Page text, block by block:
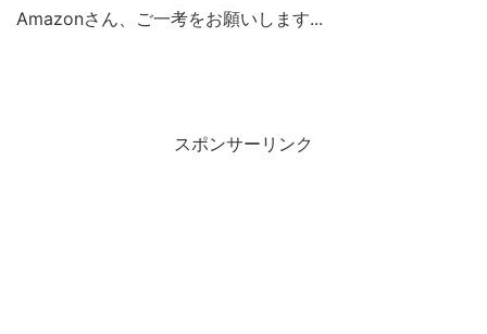
Amazonさん、ご一考をお願いします...
スポンサーリンク